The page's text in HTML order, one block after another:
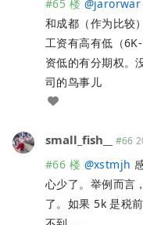
#65 楼 @jarorwar
和成都（作为比较
工资有高有低（
资低的有分期权。
司的鸟事儿
small_fish__ #66
#66 楼 @xstmjh
心少了。举例而言
了。如果 5k 是税